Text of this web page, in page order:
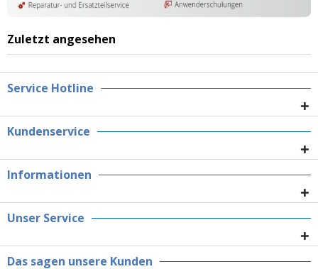
Zuletzt angesehen
Service Hotline
Kundenservice
Informationen
Unser Service
Das sagen unsere Kunden